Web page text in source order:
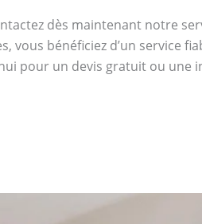
dès maintenant notre
vous bénéficiez d’un service
pour un devis gratuit ou une